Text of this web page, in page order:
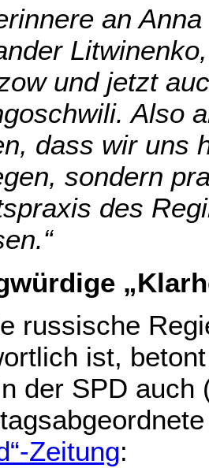
an
und jetzt
Also
dass wir uns
sondern
des
russische
ist,
der SPD auch
Zeitung: